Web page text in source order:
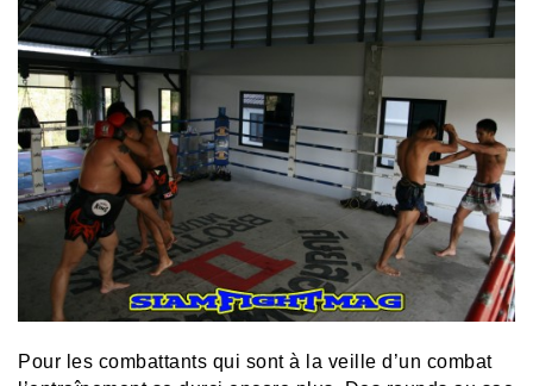
Pour les combattants qui sont à la veille d’un combat